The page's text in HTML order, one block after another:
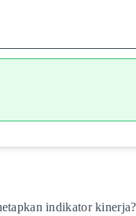
indikator kinerja?